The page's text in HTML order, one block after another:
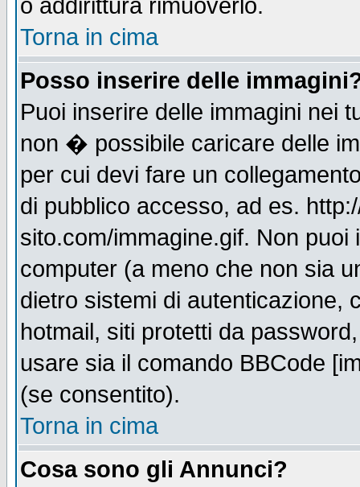
o addirittura rimuoverlo.
Torna in cima
Posso inserire delle
Puoi inserire delle immagini nei
non � possibile caricare delle
per cui devi fare un
di pubblico accesso, ad es.
sito.com/immagine.gif. Non
computer (a meno che non sia
dietro sistemi di autenticazione,
hotmail, siti protetti da
usare sia il comando BBCode
(se consentito).
Torna in cima
Cosa sono gli Annunci?